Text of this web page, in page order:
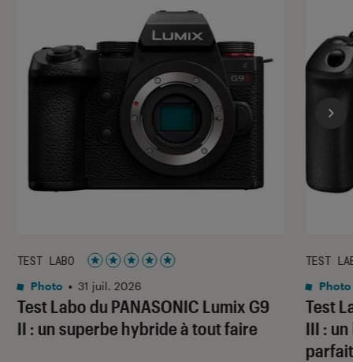
Test Labo du PANASONIC Lumix G9
II : un superbe hybride à tout faire
TEST LABO
Noté 5 étoiles sur 5
Photo • 31 juil. 2026
Test
III :
TEST
Photo